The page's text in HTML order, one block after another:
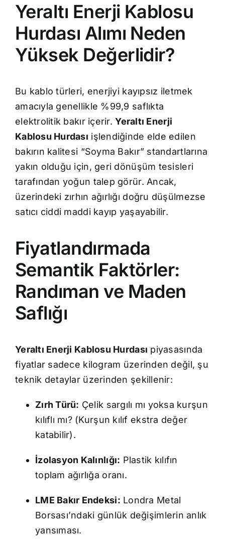
Yeraltı Enerji Kablosu
Hurdası Alımı Neden
Yüksek Değerlidir?
Bu kablo türleri, enerjiyi kayıpsız iletmek
amacıyla genellikle %99,9 saflıkta
elektrolitik bakır içerir.Yeraltı Enerji
Kablosu Hurdası işlendiğinde elde edilen
bakırın kalitesi “Soyma Bakır” standartlarına
yakın olduğu için, geri dönüşüm tesisleri
tarafından yoğun talep görür. Ancak,
üzerindeki zırhın ağırlığı doğru düşülmezse
satıcı ciddi maddi kayıp yaşayabilir.
Fiyatlandırmada
Semantik Faktörler:
Randıman ve Maden
Saflığı
Yeraltı Enerji Kablosu Hurdası piyasasında
fiyatlar sadece kilogram üzerinden değil, şu
teknik detaylar üzerinden şekillenir:
Zırh Türü: Çelik sargılı mı yoksa kurşun
kılıflı mı? (Kurşun kılıf ekstra değer
katabilir).
İzolasyon Kalınlığı: Plastik kılıfın
toplam ağırlığa oranı.
LME Bakır Endeksi: Londra Metal
Borsası’ndaki günlük değişimlerin anlık
yansıması.